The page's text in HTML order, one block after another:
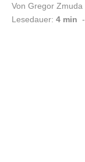
Von Gregor Zmuda
Lesedauer: 4 min -